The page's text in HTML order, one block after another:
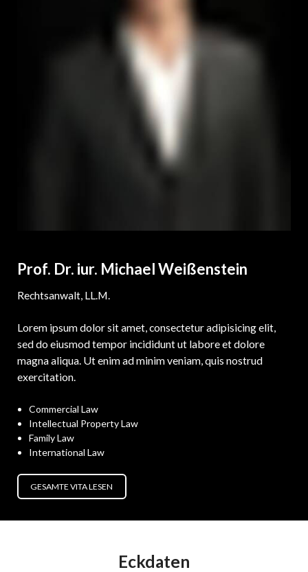
Prof. Dr. iur. Michael Weißenstein
Rechtsanwalt, LL.M.
Lorem ipsum dolor sit amet, consectetur adipisicing elit,
sed do eiusmod tempor incididunt ut labore et dolore
magna aliqua. Ut enim ad minim veniam, quis nostrud
exercitation.
Commercial Law
Intellectual Property Law
Family Law
International Law
GESAMTE VITA LESEN
Eckdaten